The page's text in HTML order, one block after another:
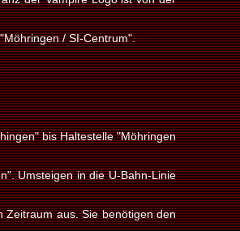
/ SI-Centrum".
bis Haltestelle "Möhringen
Umsteigen in die U-Bahn-Linie
Zeitraum aus. Sie benötigen den